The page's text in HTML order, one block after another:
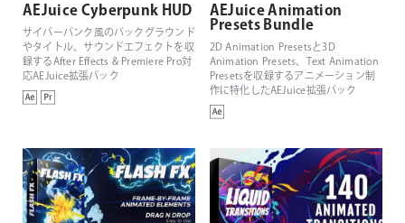
AEJuice Cyberpunk HUD
サイバーパンク風のバックグラウンド
やタイトル、サウンドエフェクトを収
録するAfter Effects & Premiere Pro対
応AEJuice拡張パック
AEJuice Animation
Presets Bundle
2D Animation Presetsと3D
Animation Presets、Text Animation
Presetsを収録するアニメーション制
作に特化したAEJuice拡張パック